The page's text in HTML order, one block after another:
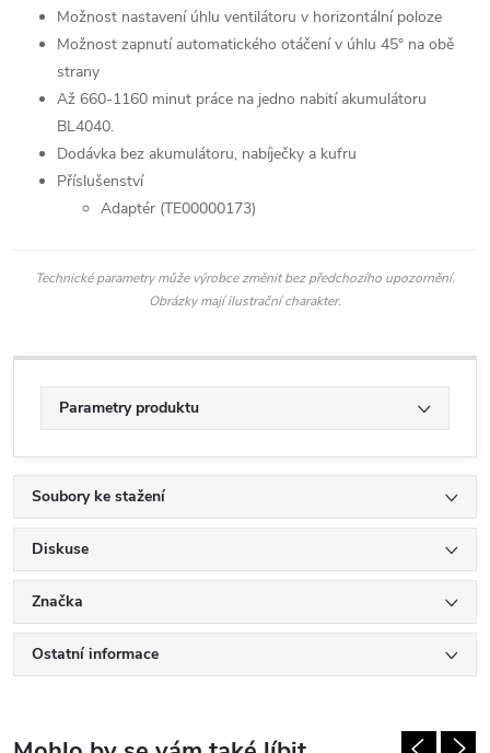
Možnost nastavení úhlu ventilátoru v horizontální poloze
Možnost zapnutí automatického otáčení v úhlu 45° na obě
strany
Až 660-1160 minut práce na jedno nabití akumulátoru
BL4040.
Dodávka bez akumulátoru, nabíječky a kufru
Příslušenství
Adaptér (TE00000173)
Technické parametry může výrobce změnit bez předchozího upozornění.
Obrázky mají ilustrační charakter.
Parametry produktu
Soubory ke stažení
Diskuse
Značka
Ostatní informace